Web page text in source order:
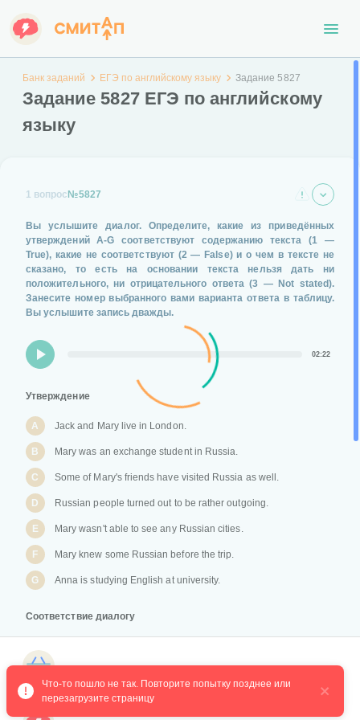
Банк заданий ЕГЭ по английскому языку Задание 5827
Задание 5827 ЕГЭ по английскому
языку
1 вопрос №5827
Вы услышите диалог. Определите, какие из приведённых
утвержденийА-G соответствуют содержанию текста(1 —
True), какие не соответствуют(2 — False)и о чем в тексте не
сказано, то есть на основании текста нельзя дать ни
положительного, ни отрицательного ответа(3 — Not stated).
Занесите номер выбранного вами варианта ответа в таблицу.
Вы услышите запись дважды.
02:22
Утверждение
A Jack and Mary live in London.
B Mary was an exchange student in Russia.
C Some of Mary's friends have visited Russia as well.
D Russian people turned out to be rather outgoing.
E Mary wasn't able to see any Russian cities.
F Mary knew some Russian before the trip.
G Anna is studying English at university.
Соответствие диалогу
3 Not stated
Что-то пошло не так. Повторите попытку позднее или
перезагрузите страницу